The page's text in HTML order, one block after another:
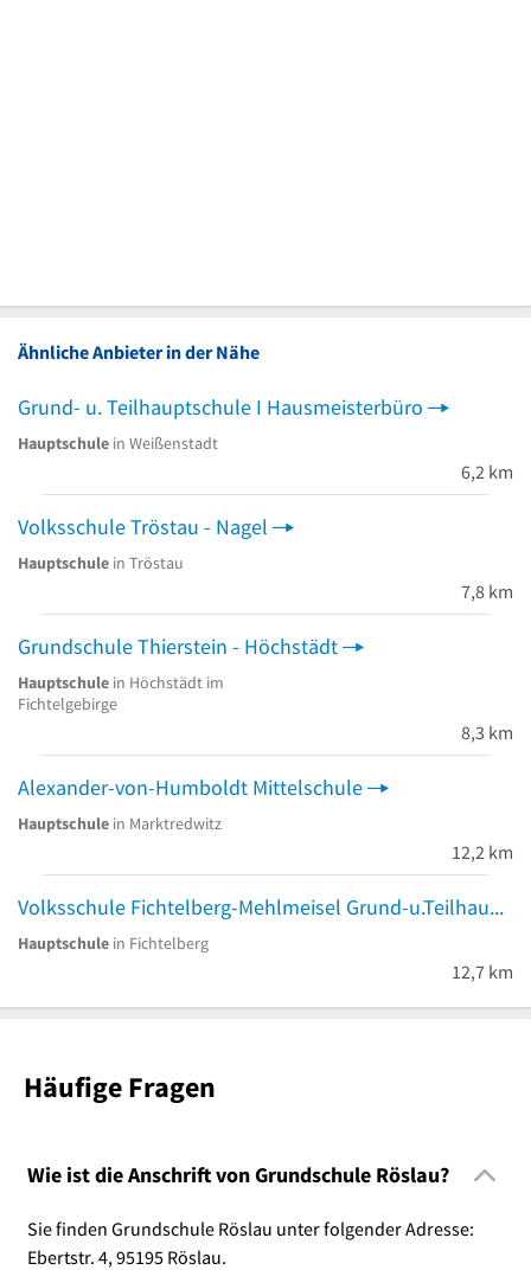
Ähnliche Anbieter in der Nähe
Grund- u. Teilhauptschule I Hausmeisterbüro
Hauptschule in Weißenstadt
6,2 km
Volksschule Tröstau - Nagel
Hauptschule in Tröstau
7,8 km
Grundschule Thierstein - Höchstädt
Hauptschule in Höchstädt im
Fichtelgebirge
8,3 km
Alexander-von-Humboldt Mittelschule
Hauptschule in Marktredwitz
12,2 km
Volksschule Fichtelberg-Mehlmeisel Grund-u.Teilhauptschule I Schule Fichtelberg
Hauptschule in Fichtelberg
12,7 km
Häufige Fragen
Wie ist die Anschrift von Grundschule Röslau?
Sie finden Grundschule Röslau unter folgender Adresse:
Ebertstr. 4, 95195 Röslau.